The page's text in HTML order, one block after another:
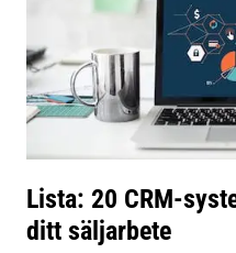
Lista: 20 CRM-
ditt säljarbete